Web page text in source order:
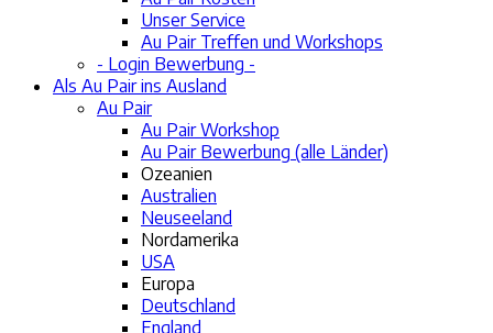
Unser Service
Au Pair Treffen und Workshops
- Login Bewerbung -
Als Au Pair ins Ausland
Au Pair
Au Pair Workshop
Au Pair Bewerbung (alle Länder)
Ozeanien
Australien
Neuseeland
Nordamerika
USA
Europa
Deutschland
England